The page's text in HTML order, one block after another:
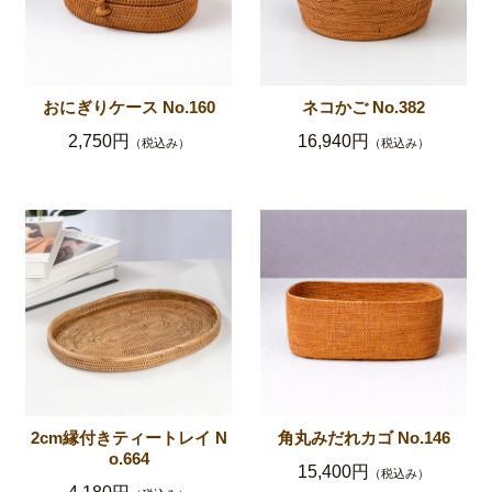
おにぎりケース No.160
2,750円
（税込み）
ネコかご No.382
16,940円
（税込み）
2cm縁付きティートレイ N
o.664
角丸みだれカゴ No.146
15,400円
（税込み）